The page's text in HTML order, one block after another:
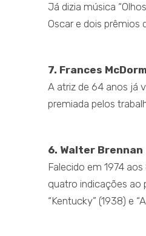
Já dizia música
Oscar e dois prêmios
7. Frances
A atriz de 64 anos já
premiada pelos
6. Walter Brennan
Falecido em 1974
quatro indicações ao
“Kentucky” (1938) e